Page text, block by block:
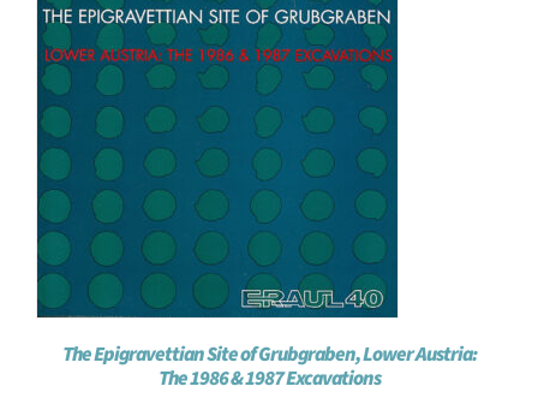
The Epigravettian Site of Grubgraben, Lower Austria:
The 1986 & 1987 Excavations